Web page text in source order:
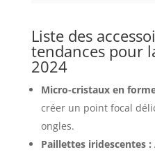
Liste des
tendances pour
2024
Micro-cristaux en
créer un point focal
ongles.
Paillettes iridescentes :